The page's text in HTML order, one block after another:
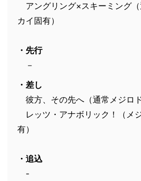
アングリング×スキーミング（
カイ固有）
・先行
－
・差し
彼方、その先へ（通常メジロ
レッツ・アナボリック！（メ
有）
・追込
-